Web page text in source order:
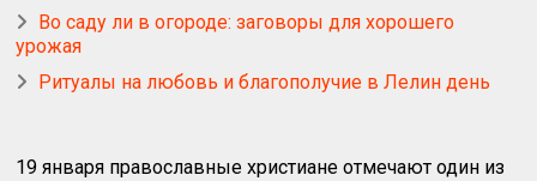
Во саду ли в огороде: заговоры для хорошего
урожая
Ритуалы на любовь и благополучие в Лелин день
19 января православные христиане отмечают один из